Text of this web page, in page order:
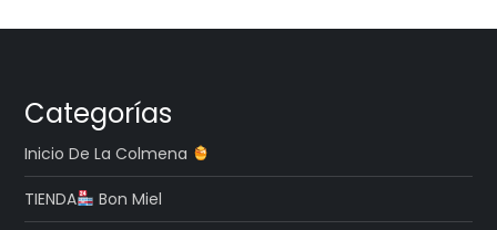
Categorías
Inicio De La Colmena
TIENDA Bon Miel